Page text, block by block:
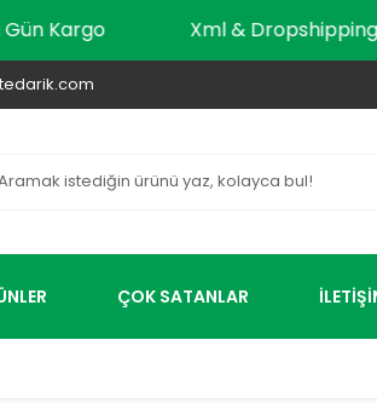
Gün Kargo Xml &
ÇOK SATANLAR